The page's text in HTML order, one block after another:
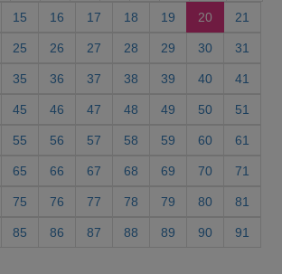
15 16 17 18 19 20 21
25 26 27 28 29 30 31
35 36 37 38 39 40 41
45 46 47 48 49 50 51
55 56 57 58 59 60 61
65 66 67 68 69 70 71
75 76 77 78 79 80 81
85 86 87 88 89 90 91